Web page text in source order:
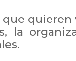
que quieren
la